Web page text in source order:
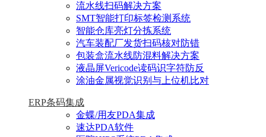
流水线扫码解决方案
SMT智能打印标签检测系统
智能仓库亮灯分拣系统
汽车装配厂发货扫码核对防错
包装盒流水线防混料解决方案
液晶屏Vericode读码识字符防反
涂油金属视觉识别与上位机比对
ERP条码集成
金蝶/用友PDA集成
速达PDA软件